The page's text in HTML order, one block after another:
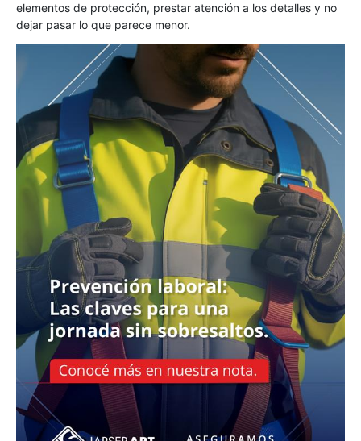
elementos de protección, prestar atención a los detalles y no
dejar pasar lo que parece menor.